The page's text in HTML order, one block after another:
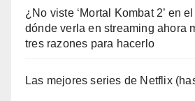
¿No viste ‘Mortal Kombat 2’ en
dónde verla en streaming ahora
tres razones para hacerlo
Las mejores series de Netflix